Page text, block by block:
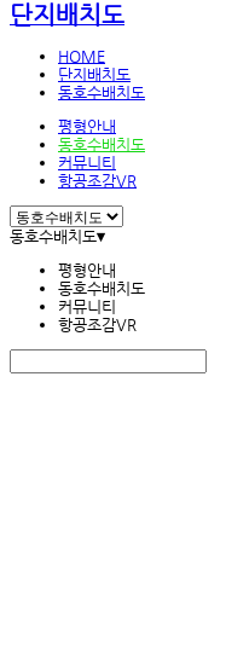
단지배치도
HOME
단지배치도
동호수배치도
평형안내
동호수배치도
커뮤니티
항공조감VR
동호수배치도▾
평형안내
동호수배치도
커뮤니티
항공조감VR